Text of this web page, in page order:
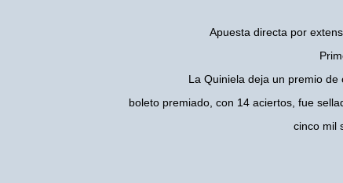
Apuesta directa por
La Quiniela deja un premio
boleto premiado, con 14 aciertos, fue
cinco mil